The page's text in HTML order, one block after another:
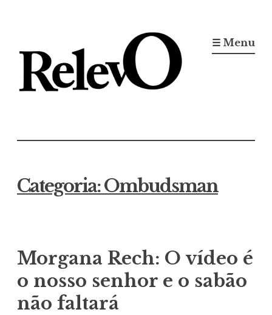
conteúdo
☰ Menu
Categoria:Ombudsman
Morgana Rech: O vídeo é
o nosso senhor e o sabão
não faltará